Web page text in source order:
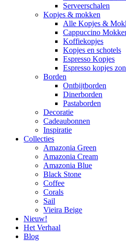
Serveerschalen
Kopjes & mokken
Alle Kopjes &
Cappuccino
Koffiekopjes
Kopjes en schotels
Espresso Kopjes
Espresso kopjes
Borden
Ontbijtborden
Dinerborden
Pastaborden
Decoratie
Cadeaubonnen
Inspiratie
Collecties
Amazonia Green
Amazonia Cream
Amazonia Blue
Black Stone
Coffee
Corals
Sail
Vieira Beige
Nieuw!
Het Verhaal
Blog